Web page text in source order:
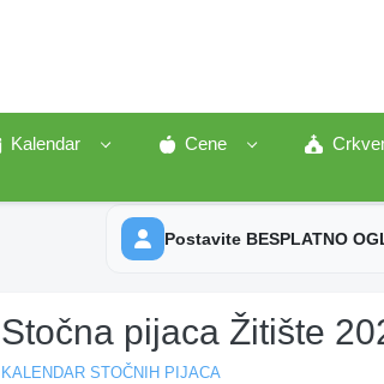
Kalendar Cene
Postavite BESPLATNO
Stočna pijaca Žitište
KALENDAR STOČNIH PIJACA